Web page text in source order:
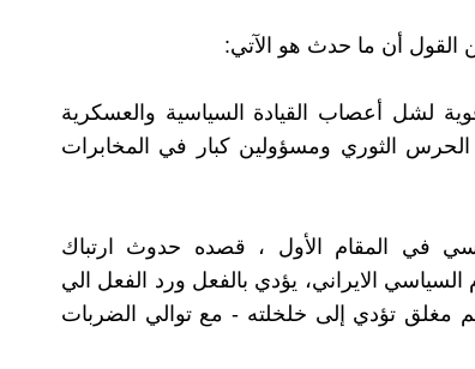
القول أن ما حدث هو الآتي:
لشل أعصاب القيادة السياسية والعسكرية
الحرس الثوري ومسؤولين كبار في المخابرات
في المقام الأول ، قصده حدوث ارتباك
الايراني، يؤدي بالفعل ورد الفعل الي
مغلق تؤدي إلى خلخلته - مع توالي الضربات